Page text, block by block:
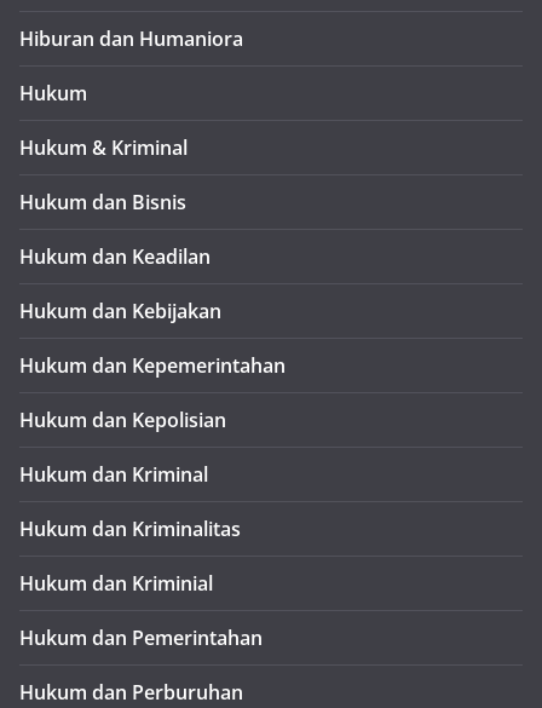
Hiburan dan Humaniora
Hukum
Hukum & Kriminal
Hukum dan Bisnis
Hukum dan Keadilan
Hukum dan Kebijakan
Hukum dan Kepemerintahan
Hukum dan Kepolisian
Hukum dan Kriminal
Hukum dan Kriminalitas
Hukum dan Kriminial
Hukum dan Pemerintahan
Hukum dan Perburuhan